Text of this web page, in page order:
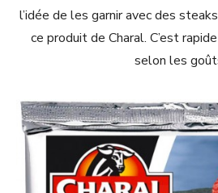
l’idée de les garnir avec des
ce produit de Charal. C’est
selon les